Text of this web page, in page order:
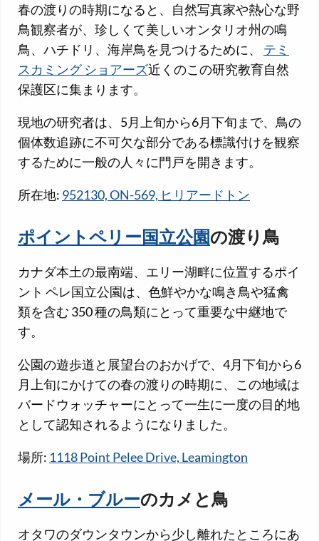
春の渡りの時期になると、自然写真家や熱心な野
鳥観察者が、珍しくて美しいオンタリオ州の鳴
鳥、ハチドリ、海岸鳥を見つけるために、 テミ
スカミング ショアーズ近くのこの研究教育自然
保護区に集まります。
現地の研究者は、5月上旬から6月下旬まで、鳥の
個体数追跡に不可欠な部分である標識付けを観察
するために一般の人々に門戸を開きます。
所在地: 952130, ON-569, ヒリアードトン
ポイントペリー国立公園の渡り鳥
カナダ本土の最南端、エリー湖畔に位置するポイ
ント ペレ国立公園は、色鮮やかな鳴き鳥や猛禽
類を含む 350 種の鳥類にとって重要な中継地で
す。
公園の遊歩道と展望台のおかげで、4月下旬から6
月上旬にかけての春の渡りの時期に、この地域は
バードウォッチャーにとって一生に一度の目的地
として認知されるようになりました。
場所: 1118 Point Pelee Drive, Leamington
メール・ブルーのカメと鳥
オタワのダウンタウンから少し離れたところにあ